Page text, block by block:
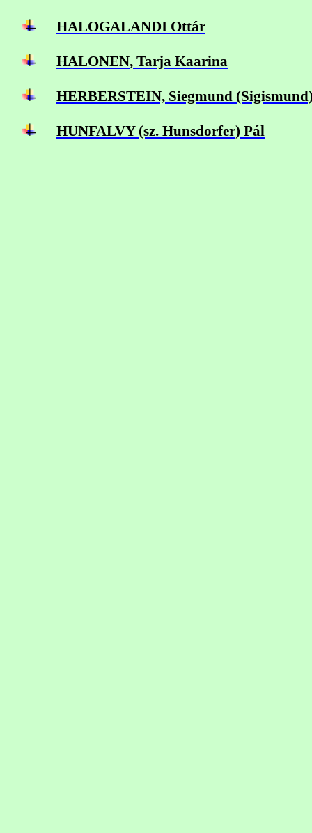
HALOGALANDI Ottár
HALONEN, Tarja Kaarina
HERBERSTEIN, Siegmund
HUNFALVY (sz. Hunsdorfer) Pál